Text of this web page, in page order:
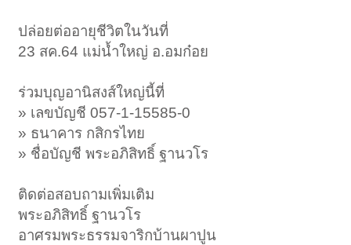
ปล่อยต่ออายุชีวิตในวันที่
23 สค.64 แม่น้ำใหญ่ อ.อมก๋อย
ร่วมบุญอานิสงส์ใหญ่นี้ที่
» เลขบัญชี 057-1-15585-0
» ธนาคาร กสิกรไทย
» ชื่อบัญชี พระอภิสิทธิ์ ฐานวโร
ติดต่อสอบถามเพิ่มเติม
พระอภิสิทธิ์ ฐานวโร
อาศรมพระธรรมจาริกบ้านผาปูน